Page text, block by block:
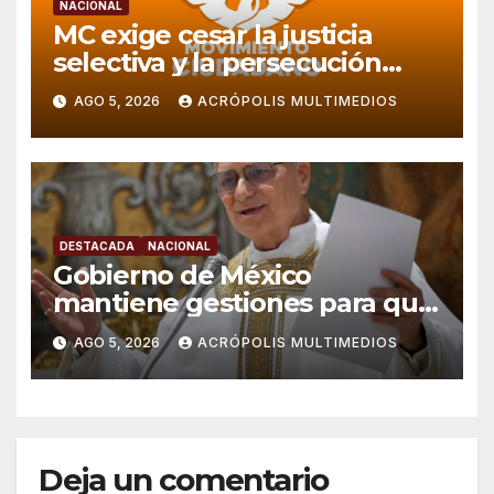
NACIONAL
MC exige cesar la justicia
selectiva y la persecución
política en Veracruz
AGO 5, 2026 ACRÓPOLIS MULTIMEDIOS
DESTACADA NACIONAL
Gobierno de México
mantiene gestiones para que
el Papa León XIV visite el país
AGO 5, 2026 ACRÓPOLIS MULTIMEDIOS
Deja un comentario